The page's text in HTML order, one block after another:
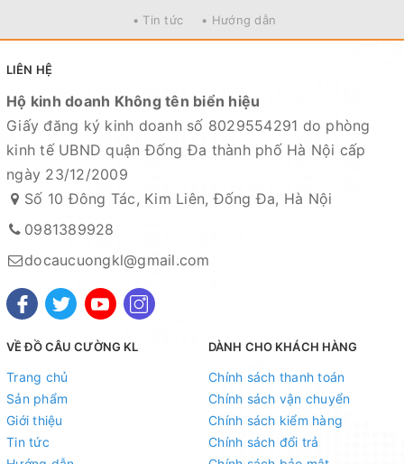
• Tin tức • Hướng dẫn
LIÊN HỆ
Hộ kinh doanh Không tên biển hiệu
Giấy đăng ký kinh doanh số 8029554291 do phòng
kinh tế UBND quận Đống Đa thành phố Hà Nội cấp
ngày 23/12/2009
Số 10 Đông Tác, Kim Liên, Đống Đa, Hà Nội
0981389928
docaucuongkl@gmail.com
VỀ ĐỒ CÂU CƯỜNG KL
Trang chủ
Sản phẩm
Giới thiệu
Tin tức
DÀNH CHO KHÁCH HÀNG
Chính sách thanh toán
Chính sách vận chuyển
Chính sách kiểm hàng
Chính sách đổi trả